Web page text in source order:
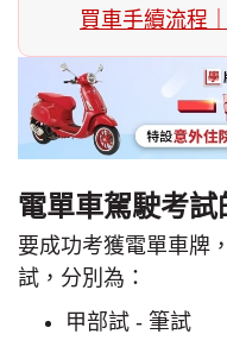
買車手續流程
電單車駕駛考試
要成功考獲電單車牌
試，分別為：
甲部試 - 筆試